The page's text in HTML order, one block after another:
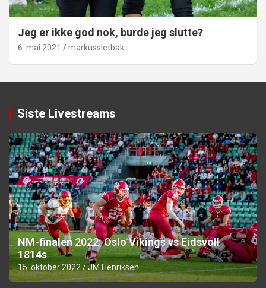
Jeg er ikke god nok, burde jeg slutte?
6. mai 2021 markussletbak
Siste Livestreams
NM-finalen 2022: Oslo Vikings vs Eidsvoll
1814s
15. oktober 2022 JM Henriksen